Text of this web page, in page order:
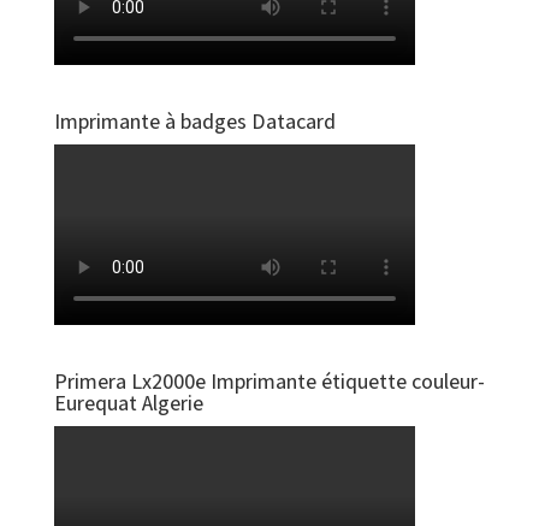
Imprimante à badges Datacard
Primera Lx2000e Imprimante étiquette couleur-
Eurequat Algerie